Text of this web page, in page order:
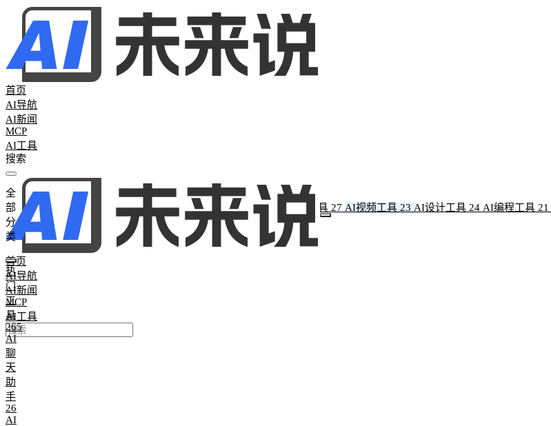
首页
AI导航
AI新闻
MCP
AI工具
首页
AI导航
AI新闻
MCP
AI工具
全
部
分
类
热
门
工
具
265
AI
聊
天
助
手
26
AI
全部分类
热门工具
265 AI聊天助手 26 AI写作工具 25 AI办公助手 26 AI图像工具 27 AI视频工具 23 AI设计工具 24 AI编程工具 21
词
AI学习网站 2 AI模型评测